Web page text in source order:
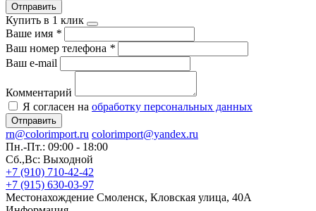
Отправить
Купить в 1 клик
Ваше имя *
Ваш номер телефона *
Ваш e-mail
Комментарий
Я согласен на обработку персональных данных
Отправить
rn@colorimport.ru colorimport@yandex.ru
Пн.-Пт.: 09:00 - 18:00
Сб.,Вс: Выходной
+7 (910) 710-42-42
+7 (915) 630-03-97
Местонахождение Смоленск, Кловская улица, 40А